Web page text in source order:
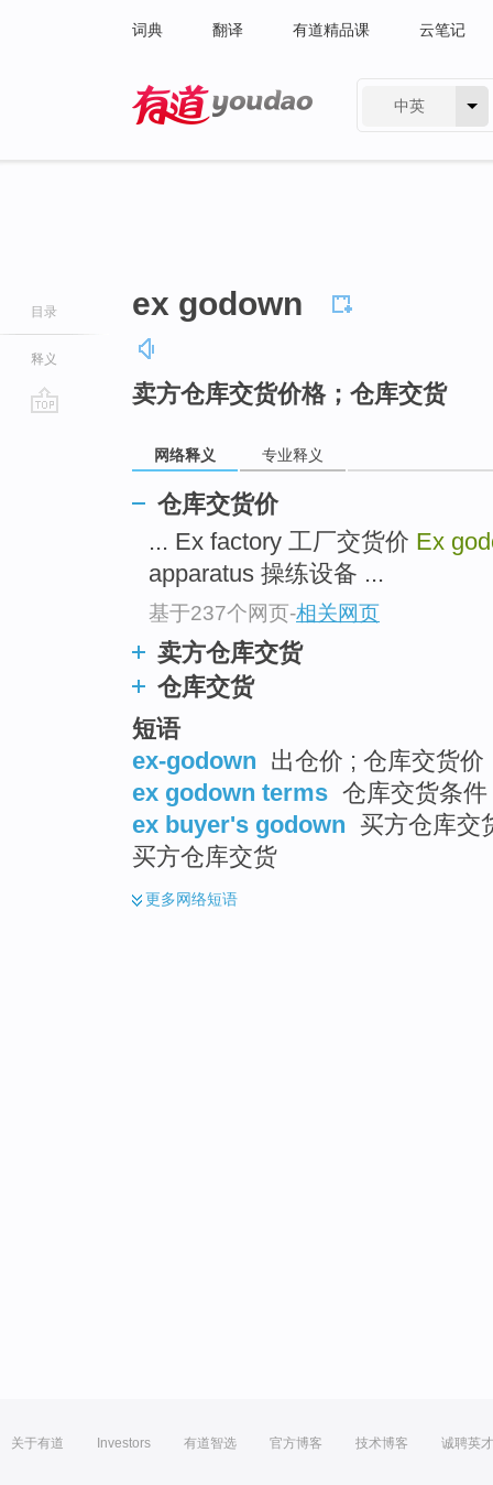
词典 翻译 有道精品课 云笔记
中英
目录
释义
ex godown
卖方仓库交货价格；仓库交货
网络释义 专业释义
仓库交货价
... Ex factory 工厂交货价 Ex
apparatus 操练设备 ...
基于237个网页-相关网页
卖方仓库交货
仓库交货
短语
ex-godown 出仓价 ; 仓库交货价
ex godown terms 仓库交货条件
ex buyer's godown 买方仓库交
买方仓库交货
更多网络短语
关于有道 Investors 有道智选 官方博客 技术博客 诚聘英才